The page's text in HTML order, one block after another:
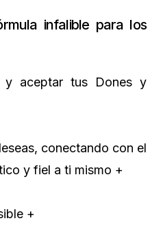
infalible para los
y aceptar tus Dones y
conectando con el
y fiel a ti mismo +
+